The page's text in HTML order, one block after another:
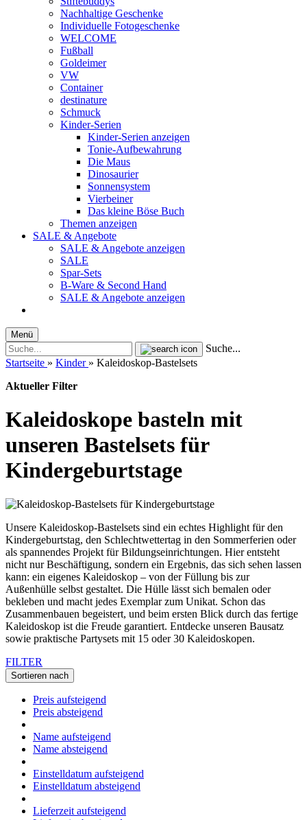
Nachhaltige Geschenke
Individuelle Fotogeschenke
WELCOME
Fußball
Goldeimer
VW
Container
destinature
Schmuck
Kinder-Serien
Kinder-Serien anzeigen
Tonie-Aufbewahrung
Die Maus
Dinosaurier
Sonnensystem
Vierbeiner
Das kleine Böse Buch
Themen anzeigen
SALE & Angebote
SALE & Angebote anzeigen
SALE
Spar-Sets
B-Ware & Second Hand
SALE & Angebote anzeigen
Menü
Suche...
Startseite » Kinder » Kaleidoskop-Bastelsets
Aktueller Filter
Kaleidoskope basteln mit
unseren Bastelsets für
Kindergeburtstage
Unsere Kaleidoskop-Bastelsets sind ein echtes Highlight für den
Kindergeburtstag, den Schlechtwettertag in den Sommerferien oder
als spannendes Projekt für Bildungseinrichtungen. Hier entsteht
nicht nur Beschäftigung, sondern ein Ergebnis, das sich sehen lassen
kann: ein eigenes Kaleidoskop – von der Füllung bis zur
Außenhülle selbst gestaltet. Die Hülle lässt sich bemalen oder
bekleben und macht jedes Exemplar zum Unikat. Schon das
Zusammenbauen begeistert, und beim ersten Blick durch das fertige
Kaleidoskop ist die Freude garantiert. Entdecke unseren Bausatz
sowie praktische Partysets mit 15 oder 30 Kaleidoskopen.
FILTER
Sortieren nach
Preis aufsteigend
Preis absteigend
Name aufsteigend
Name absteigend
Einstelldatum aufsteigend
Einstelldatum absteigend
Lieferzeit aufsteigend